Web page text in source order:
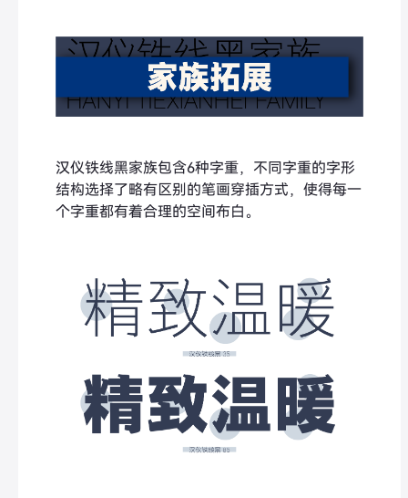
汉仪铁线黑家族包含6种字重，不同字重的字形
结构选择了略有区别的笔画穿插方式，使得每一
个字重都有着合理的空间布白。